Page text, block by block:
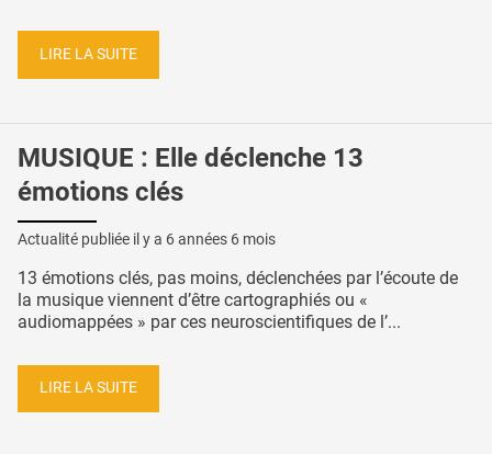
LIRE LA SUITE
MUSIQUE : Elle déclenche 13
émotions clés
Actualité publiée il y a 6 années 6 mois
13 émotions clés, pas moins, déclenchées par l’écoute de
la musique viennent d’être cartographiés ou «
audiomappées » par ces neuroscientifiques de l’...
LIRE LA SUITE